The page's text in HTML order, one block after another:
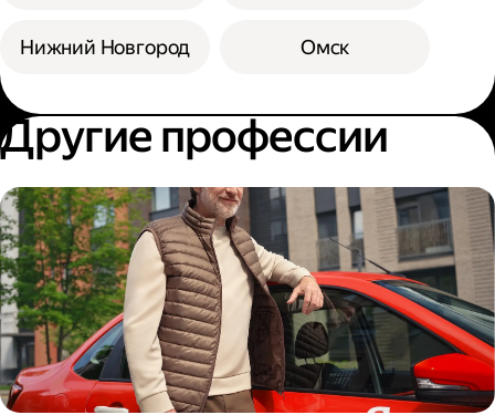
Нижний Новгород Омск
Другие профессии